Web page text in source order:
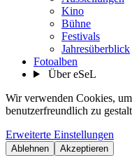
Kino
Bühne
Festivals
Jahresüberblick
Fotoalben
Über eSeL
Wir verwenden Cookies,
benutzerfreundlich zu
Erweiterte Einstellungen
Ablehnen Akzeptieren